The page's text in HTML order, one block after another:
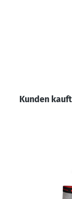
Produktgalerie
Kunden